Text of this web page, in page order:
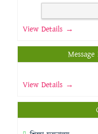
View Details →
View Details →